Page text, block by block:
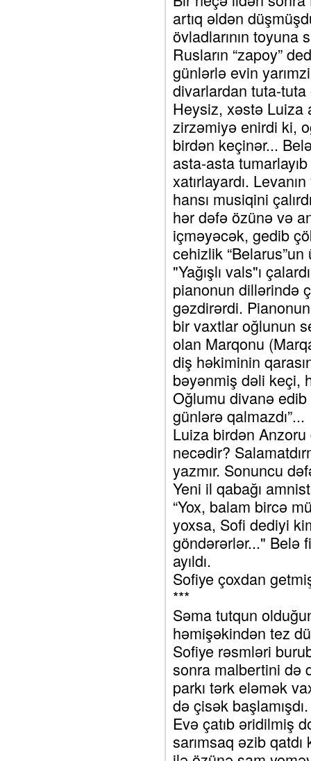
artıq əldən
övladlarının toyuna
Rusların “zapoy”
günlərlə evin
divarlardan tuta-tuta
Heysiz, xəstə Luiza
zirzəmiyə enirdi ki,
birdən keçinər...
asta-asta
xatırlayardı.
hansı musiqini
hər dəfə özünə və
içməyəcək, gedib
cehizlik
"Yağışlı vals"ı
pianonun dillərində
gəzdirərdi.
bir vaxtlar oğlunun
olan Marqonu
diş həkiminin
bəyənmiş dəli keçi,
Oğlumu divanə edib
günlərə qalmazdı”...
Luiza birdən
necədir?
yazmır. Sonuncu
Yeni il qabağı
“Yox, balam bircə
yoxsa, Sofi dediyi
göndərərlər..." Belə
ayıldı.
Sofiye çoxdan
***
Səma tutqun
həmişəkindən tez
Sofiye rəsmləri
sonra malbertini də
parkı tərk eləmək
də çisək başlamışdı.
Evə çatıb əridilmiş
sarımsaq əzib